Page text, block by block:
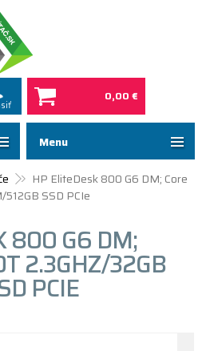
0,00 €
Menu
HP EliteDesk 800 G6 DM; Core
SSD PCIe
800 G6 DM;
2.3GHZ/32GB
PCIE